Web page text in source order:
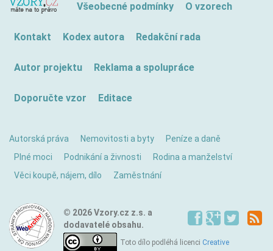
Všeobecné podmínky O vzorech
Kontakt Kodex autora Redakční rada
Autor projektu Reklama a spolupráce
Doporučte vzor Editace
Autorská práva Nemovitosti a byty
Peníze a daně
Plné moci
Podnikání a živnosti
Rodina a manželství
Věci koupě, nájem, dílo
Zaměstnání
© 2026 Vzory.cz z.s. a
dodavatelé obsahu.
Toto dílo podléhá licenci Creative